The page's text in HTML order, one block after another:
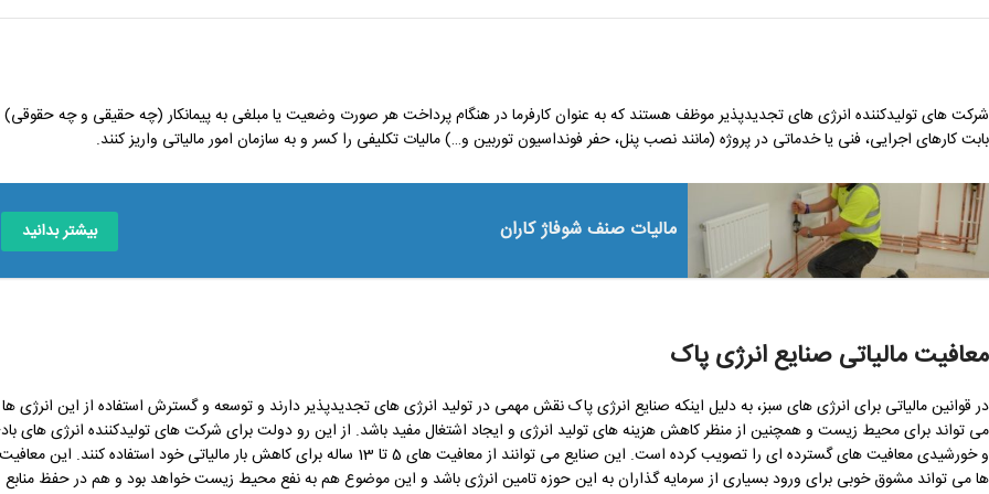
شرکت های تولیدکننده انرژی های تجدیدپذیر موظف هستند که به عنوان کارفرما در هنگام پرداخت هر صورت وضعیت یا مبلغی به پیمانکار (چه حقیقی و چه حقوقی)
بابت کارهای اجرایی، فنی یا خدماتی در پروژه (مانند نصب پنل، حفر فونداسیون توربین و…) مالیات تکلیفی را کسر و به سازمان امور مالیاتی واریز کنند.
مالیات صنف شوفاژ کاران بیشتر بدانید
معافیت مالیاتی صنایع انرژی پاک
در قوانین مالیاتی برای انرژی‌ های سبز، به دلیل اینکه صنایع انرژی پاک نقش مهمی در تولید انرژی های تجدیدپذیر دارند و توسعه و گسترش استفاده از این انرژی ها
می تواند برای محیط زیست و همچنین از منظر کاهش هزینه های تولید انرژی و ایجاد اشتغال مفید باشد. از این رو دولت برای شرکت های تولیدکننده انرژی های
و خورشیدی معافیت های گسترده ای را تصویب کرده است. این صنایع می توانند از معافیت های 5 تا 13 ساله برای کاهش بار مالیاتی خود استفاده کنند. این معافیت
ها می تواند مشوق خوبی برای ورود بسیاری از سرمایه گذاران به این حوزه تامین انرژی باشد و این موضوع هم به نفع محیط زیست خواهد بود و هم در حفظ منابع